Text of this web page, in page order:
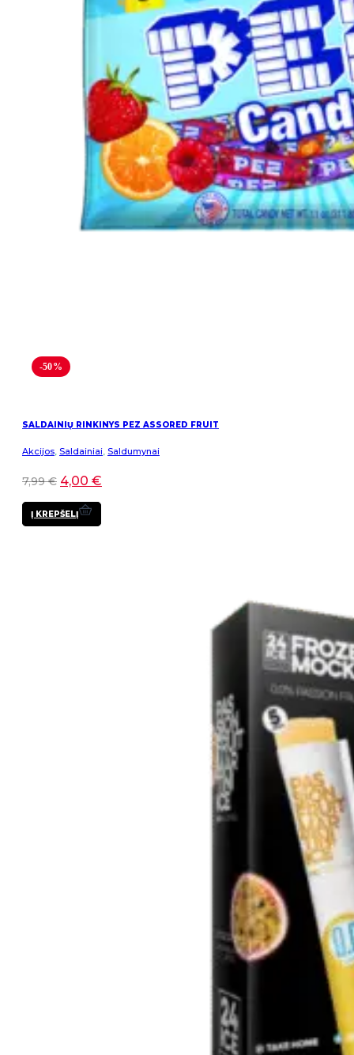
-50%
SALDAINIŲ RINKINYS PEZ ASSORED FRUIT
Akcijos, Saldainiai, Saldumynai
7,99€ 4,00 €
Į KREPŠELĮ